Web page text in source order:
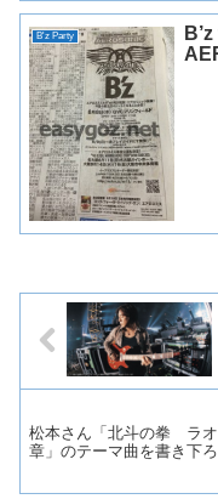
B'z Party
松本さん「北斗の拳 ラ
章」のテーマ曲を書き下